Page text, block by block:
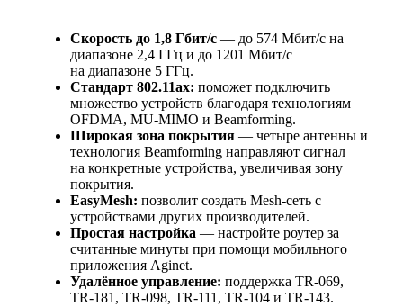
Скорость до 1,8 Гбит/с — до 574 Мбит/с на
диапазоне 2,4 ГГц и до 1201 Мбит/с
на диапазоне 5 ГГц.
Стандарт 802.11ax: поможет подключить
множество устройств благодаря технологиям
OFDMA, MU-MIMO и Beamforming.
Широкая зона покрытия — четыре антенны и
технология Beamforming направляют сигнал
на конкретные устройства, увеличивая зону
покрытия.
EasyMesh: позволит создать Mesh-сеть с
устройствами других производителей.
Простая настройка — настройте роутер за
считанные минуты при помощи мобильного
приложения Aginet.
Удалённое управление: поддержка TR‑069,
TR‑181, TR‑098, TR‑111, TR‑104 и TR‑143.